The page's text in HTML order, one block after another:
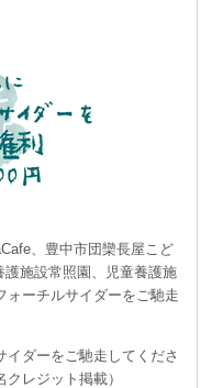
、豊中市団欒長屋こど
護施設常照園、児童養護施
ォーチルサイダーをご馳走
イダーをご馳走してくださ
レジット掲載）